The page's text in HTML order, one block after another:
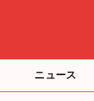
ニュース